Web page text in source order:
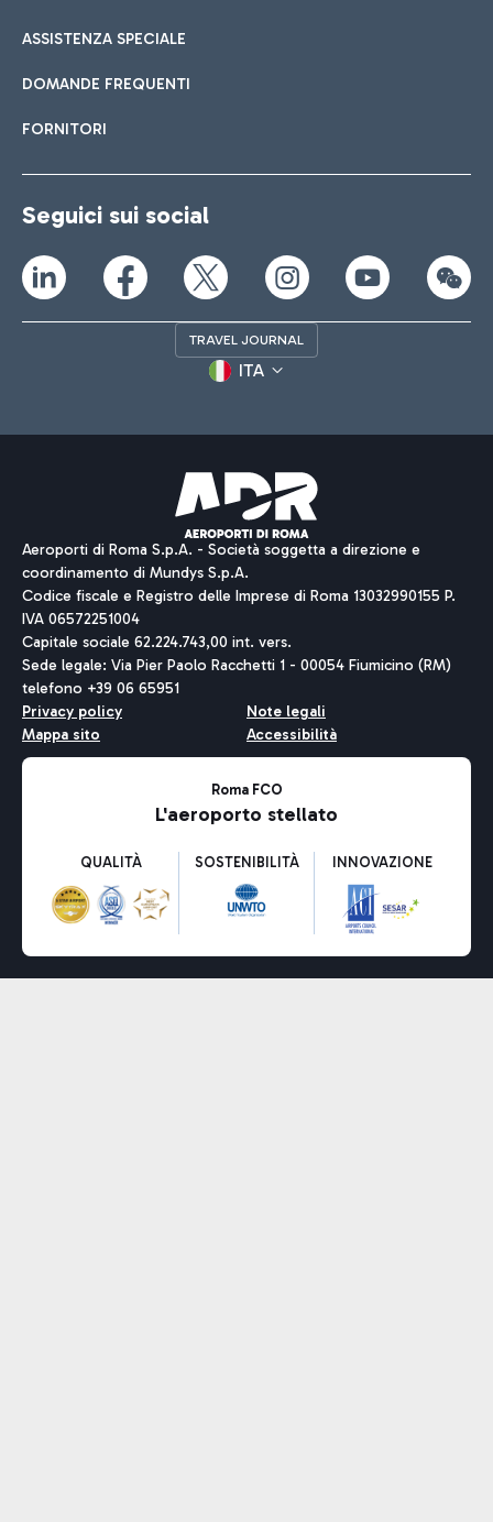
ASSISTENZA SPECIALE
DOMANDE FREQUENTI
FORNITORI
Seguici sui social
TRAVEL JOURNAL
ITA
Aeroporti di Roma S.p.A. - Società soggetta a direzione e
coordinamento di Mundys S.p.A.
Codice fiscale e Registro delle Imprese di Roma 13032990155 P.
IVA 06572251004
Capitale sociale 62.224.743,00 int. vers.
Sede legale: Via Pier Paolo Racchetti 1 - 00054 Fiumicino (RM)
telefono +39 06 65951
Privacy policy
Note legali
Mappa sito
Accessibilità
Roma FCO
L'aeroporto stellato
QUALITÀ SOSTENIBILITÀ INNOVAZIONE